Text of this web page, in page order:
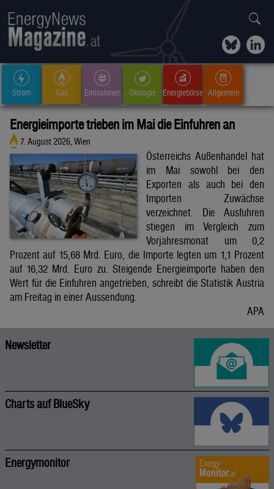
Strom Gas Emissionen Ökologie Energiebörse Allgemein
Energieimporte trieben im Mai die Einfuhren an
7. August 2026, Wien
Österreichs Außenhandel hat
im Mai sowohl bei den
Exporten als auch bei den
Importen Zuwächse
verzeichnet. Die Ausfuhren
stiegen im Vergleich zum
Vorjahresmonat um 0,2
Prozent auf 15,68 Mrd. Euro, die Importe legten um 1,1 Prozent
auf 16,32 Mrd. Euro zu. Steigende Energieimporte haben den
Wert für die Einfuhren angetrieben, schreibt die Statistik Austria
am Freitag in einer Aussendung.
APA
Newsletter
Charts auf BlueSky
Energymonitor